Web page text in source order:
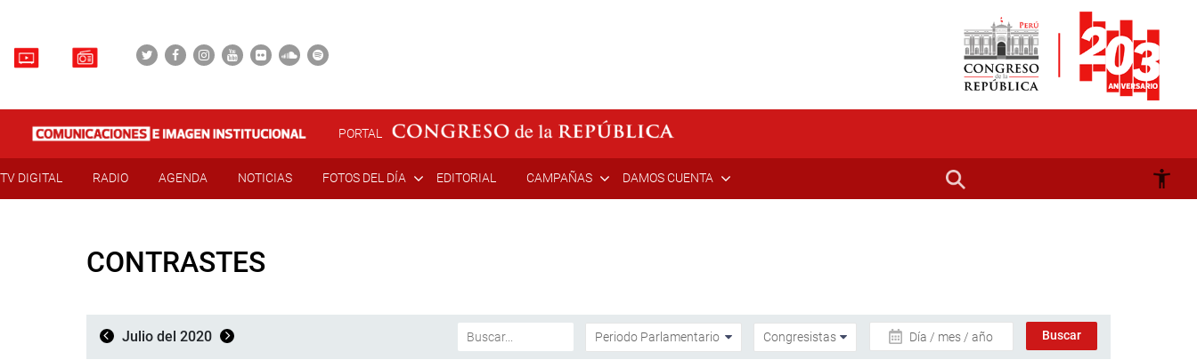
PORTAL
TV DIGITAL RADIO AGENDA NOTICIAS FOTOS DEL DÍA EDITORIAL CAMPAÑAS DAMOS CUENTA
CONTRASTES
Julio del 2020 Día / mes / año